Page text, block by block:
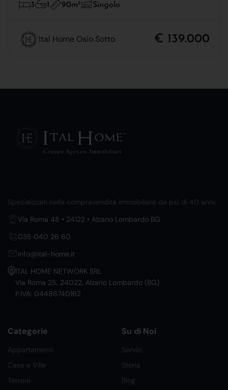
3 1 90m2 Singolo
Ital Home Osio Sotto € 139.000
Specializzati nella compravendita immobiliare da più di 40 anni.
Via Roma 48 • 24122 • Alzano Lombardo BG
035 040 26 60
info@ital-home.it
ITAL HOME NETWORK SRL
Via Roma 25, 24022, Alzano Lombardo (BG)
P.IVA: 04486740162
Categorie
Appartamenti
Case e Ville
Terreni
Su di Noi
Servizi
Storia
Blog